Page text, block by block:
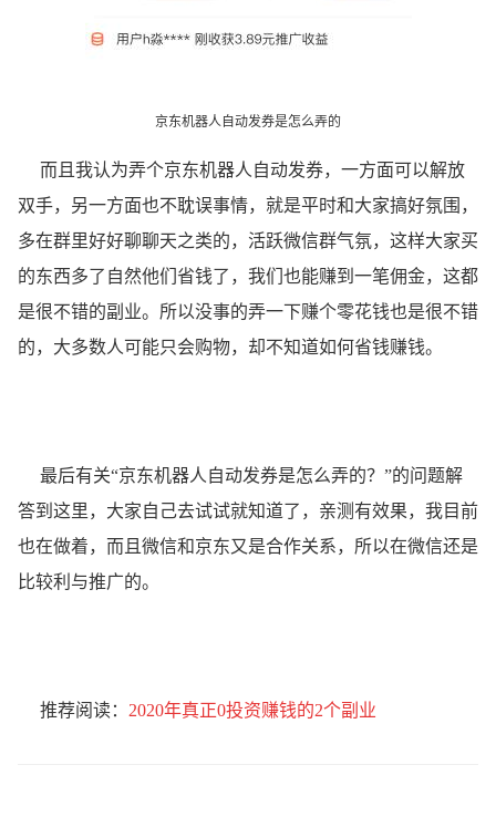
京东机器人自动发券是怎么弄的
而且我认为弄个京东机器人自动发券，一方面可以解放
双手，另一方面也不耽误事情，就是平时和大家搞好氛围，
多在群里好好聊聊天之类的，活跃微信群气氛，这样大家买
的东西多了自然他们省钱了，我们也能赚到一笔佣金，这都
是很不错的副业。所以没事的弄一下赚个零花钱也是很不错
的，大多数人可能只会购物，却不知道如何省钱赚钱。
最后有关“京东机器人自动发券是怎么弄的？”的问题解
答到这里，大家自己去试试就知道了，亲测有效果，我目前
也在做着，而且微信和京东又是合作关系，所以在微信还是
比较利与推广的。
推荐阅读： 2020年真正0投资赚钱的2个副业